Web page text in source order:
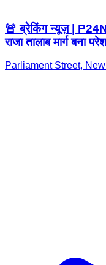
🚨 ब्रेकिंग न्यूज़ |
राजा तालाब मार्ग बना
Parliament Street,